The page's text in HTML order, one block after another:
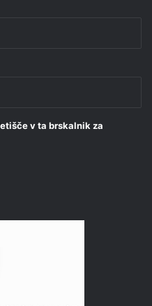
v ta brskalnik za